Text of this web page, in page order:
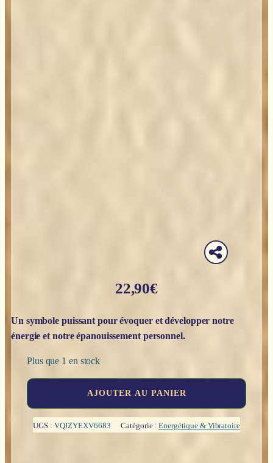
22,90€
Un symbole puissant pour évoquer et développer notre
énergie et notre épanouissement personnel.
Plus que 1 en stock
fleur
AJOUTER AU PANIER
UGS : VQJZYEXV6683 Catégorie :Energétique & Vibratoire